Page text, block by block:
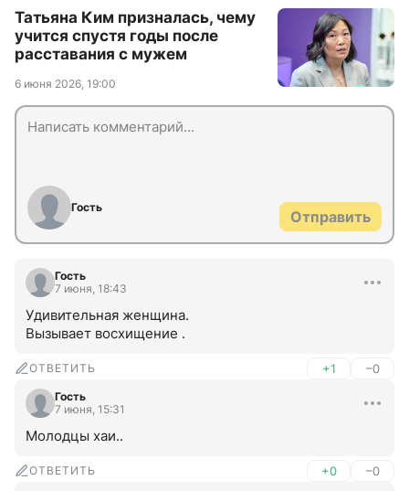
Татьяна Ким призналась, чему
учится спустя годы после
расставания с мужем
6 июня 2026, 19:00
Гость
Отправить
Гость
7 июня, 18:43
Удивительная женщина.
Вызывает восхищение .
ОТВЕТИТЬ +1 –0
Гость
7 июня, 15:31
Молодцы хаи..
ОТВЕТИТЬ +0 –0